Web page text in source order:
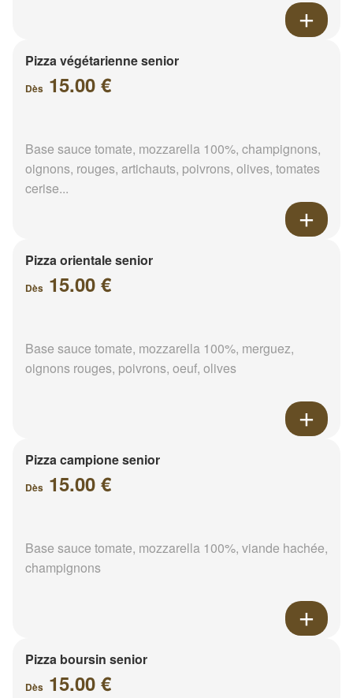
Pizza végétarienne senior
Dès 15.00 €
Base sauce tomate, mozzarella 100%, champignons,
oignons, rouges, artichauts, poivrons, olives, tomates
cerise...
Pizza orientale senior
Dès 15.00 €
Base sauce tomate, mozzarella 100%, merguez,
oignons rouges, poivrons, oeuf, olives
Pizza campione senior
Dès 15.00 €
Base sauce tomate, mozzarella 100%, viande hachée,
champignons
Pizza boursin senior
Dès 15.00 €